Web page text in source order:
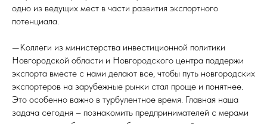
одно из ведущих мест в части развития экспортного
потенциала.
—Коллеги из министерства инвестиционной политики
Новгородской области и Новгородского центра поддержи
экспорта вместе с нами делают все, чтобы путь новгородских
экспортеров на зарубежные рынки стал проще и понятнее.
Это особенно важно в турбулентное время. Главная наша
задача сегодня – познакомить предпринимателей с мерами